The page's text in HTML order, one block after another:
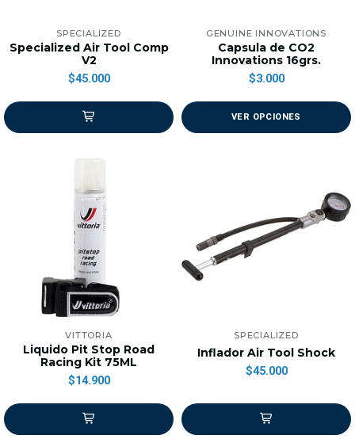
SPECIALIZED
Specialized Air Tool Comp
V2
$45.000
GENUINE INNOVATIONS
Capsula de CO2
Innovations 16grs.
$3.000
VER OPCIONES
VITTORIA
Liquido Pit Stop Road
Racing Kit 75ML
$14.900
SPECIALIZED
Inflador Air Tool Shock
$45.000